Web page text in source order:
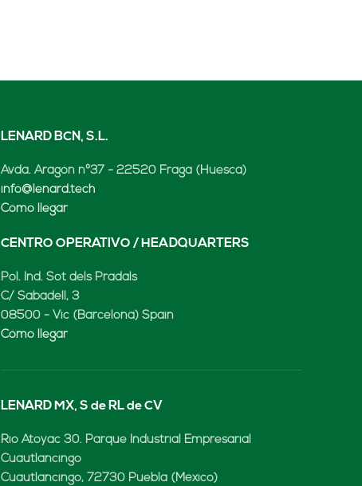
LENARD BCN, S.L.
Avda. Aragón nº37 - 22520 Fraga (Huesca)
info@lenard.tech
Cómo llegar
CENTRO OPERATIVO / HEADQUARTERS
Pol. Ind. Sot dels Pradals
C/ Sabadell, 3
08500 - Vic (Barcelona) Spain
Cómo llegar
LENARD MX, S de RL de CV
Rio Atoyac 30. Parque Industrial Empresarial
Cuautlancingo
Cuautlancingo, 72730 Puebla (México)